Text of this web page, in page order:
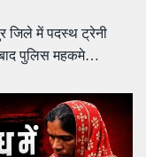
जिले में पदस्थ ट्रेनी
पुलिस महकमे…